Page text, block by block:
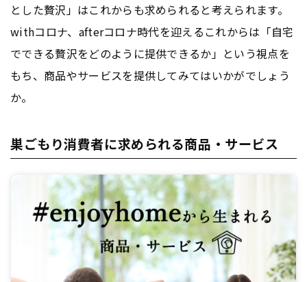
とした贅沢」はこれからも求められると考えられます。
withコロナ、afterコロナ時代を迎えるこれからは「自宅
でできる贅沢をどのように提供できるか」という視点を
もち、商品やサービスを提供してみてはいかがでしょう
か。
巣ごもり消費者に求められる商品・サービス